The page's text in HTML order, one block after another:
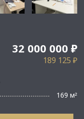
32 000 000 ₽
189 125 ₽
169 м²